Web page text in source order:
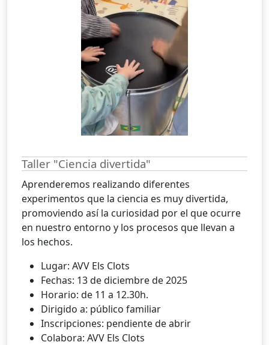
Taller "Ciencia divertida"
Aprenderemos realizando diferentes
experimentos que la ciencia es muy divertida,
promoviendo así la curiosidad por el que ocurre
en nuestro entorno y los procesos que llevan a
los hechos.
Lugar: AVV Els Clots
Fechas: 13 de diciembre de 2025
Horario: de 11 a 12.30h.
Dirigido a: público familiar
Inscripciones: pendiente de abrir
Colabora: AVV Els Clots